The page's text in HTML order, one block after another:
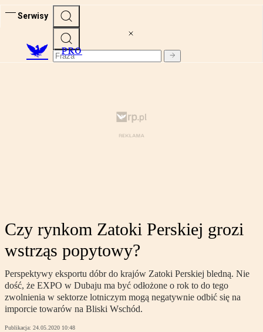
Serwisy
PRO
Czy rynkom Zatoki Perskiej grozi
wstrząs popytowy?
Perspektywy eksportu dóbr do krajów Zatoki Perskiej bledną. Nie
dość, że EXPO w Dubaju ma być odłożone o rok to do tego
zwolnienia w sektorze lotniczym mogą negatywnie odbić się na
imporcie towarów na Bliski Wschód.
Publikacja: 24.05.2020 10:48